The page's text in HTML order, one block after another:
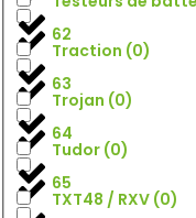
Traction (0)
Trojan (0)
Tudor (0)
TXT48 / RXV (0)
62
63
64
65